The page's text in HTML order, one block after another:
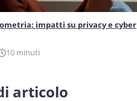
impatti su privacy e cyber
10 minuti
articolo